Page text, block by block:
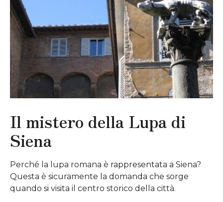
Il mistero della Lupa di
Siena
Perché la lupa romana è rappresentata a Siena?
Questa è sicuramente la domanda che sorge
quando si visita il centro storico della città.